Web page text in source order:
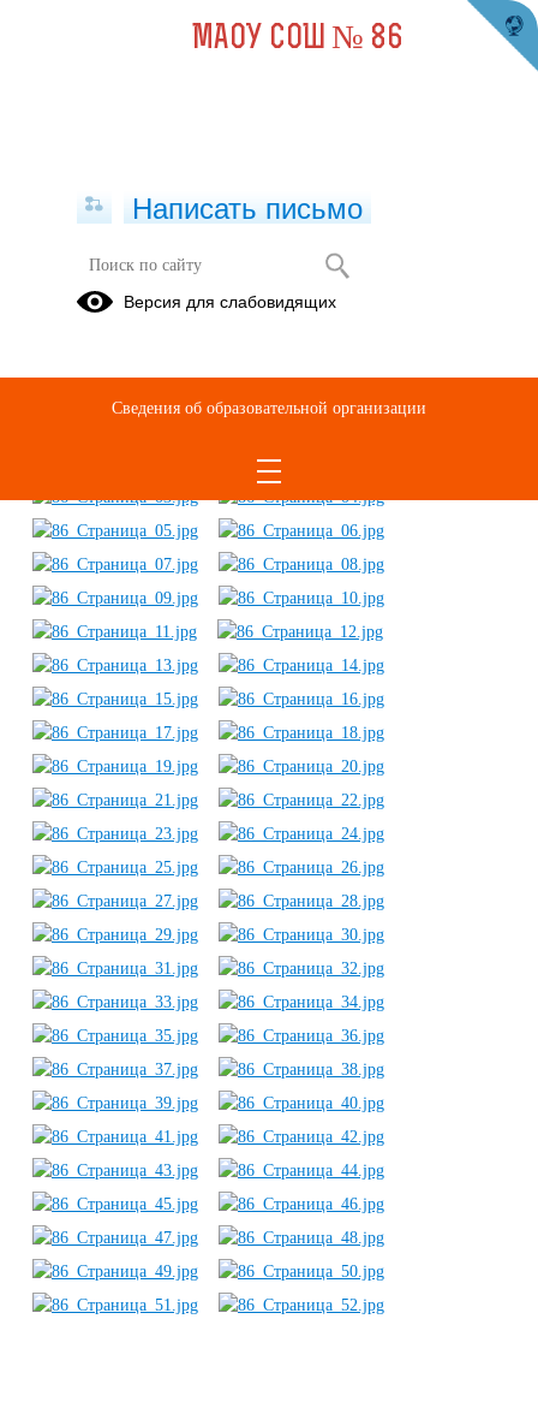
Муниципальный этап
МАОУ СОШ № 86
Написать письмо
Версия для слабовидящих
Сведения об образовательной организации